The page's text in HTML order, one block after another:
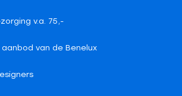
v.a. 75,-
van de Benelux